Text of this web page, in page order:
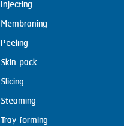
Injecting
Membraning
Peeling
Skin pack
Slicing
Steaming
Tray forming